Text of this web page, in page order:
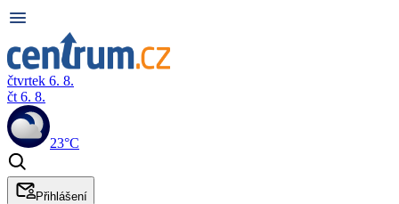
čtvrtek 6. 8.
čt 6. 8.
23°C
Přihlášení